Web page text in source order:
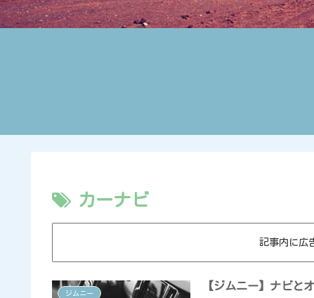
カーナビ
記事内に広
ジムニー
【ジムニー】ナビと